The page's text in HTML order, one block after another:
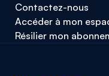
Contactez-nous
Accéder à mon
Résilier mon